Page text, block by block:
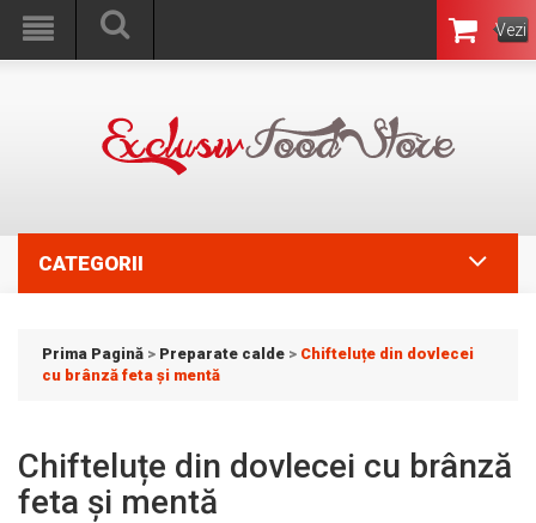
Vezi
Coşul
CATEGORII
Prima Pagină > Preparate calde > Chifteluțe din dovlecei
cu brânză feta și mentă
Chifteluțe din dovlecei cu brânză
feta și mentă